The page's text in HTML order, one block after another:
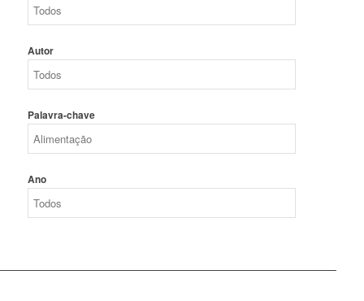
Autor
Palavra-chave
Ano